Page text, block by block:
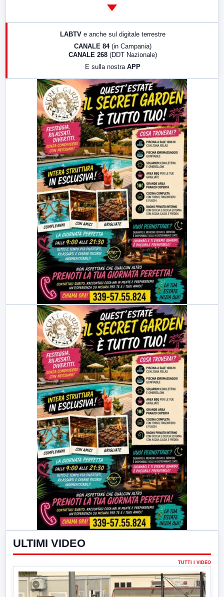
LabNews (replica)
LABTV e anche sul digitale terrestre
CANALE 84 (in Campania)
CANALE 268 (DDT Nazionale)
E sulla nostra APP
ULTIMI VIDEO
TUTTI I VIDEO